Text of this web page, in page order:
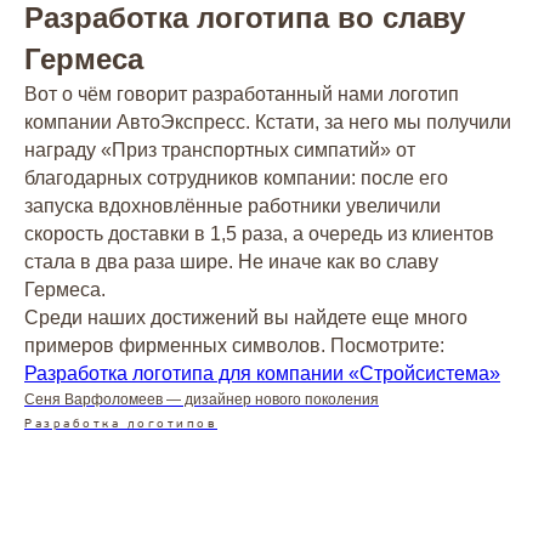
Разработка логотипа во славу
Гермеса
Вот о чём говорит разработанный нами логотип
компании АвтоЭкспресс. Кстати, за него мы получили
награду «Приз транспортных симпатий» от
благодарных сотрудников компании: после его
запуска вдохновлённые работники увеличили
скорость доставки в 1,5 раза, а очередь из клиентов
стала в два раза шире. Не иначе как во славу
Гермеса.
Среди наших достижений вы найдете еще много
примеров фирменных символов. Посмотрите:
Разработка логотипа для компании «Стройсистема»
Сеня Варфоломеев — дизайнер нового поколения
Разработка логотипов
Заказать успех
в два клика!
Связаться с нами